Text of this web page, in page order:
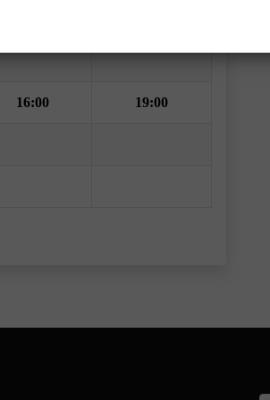
16:00 19:00